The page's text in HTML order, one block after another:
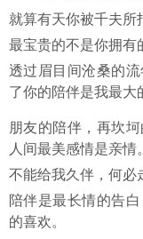
就算有天你被千夫所
最宝贵的不是你拥有
透过眉目间沧桑的
了你的陪伴是我最大
朋友的陪伴，再坎
人间最美感情是亲情。
不能给我久伴，何必
陪伴是最长情的告
的喜欢。